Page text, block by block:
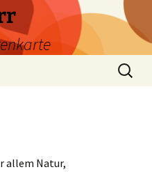
Suchen
nach:
allem Natur,